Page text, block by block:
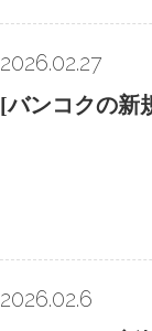
2026.02.27
[バンコクの新
2026.02.6